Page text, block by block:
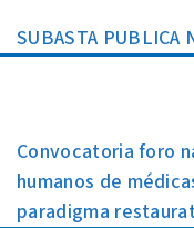
SUBASTA PUBLICA
Convocatoria foro
humanos de
paradigma